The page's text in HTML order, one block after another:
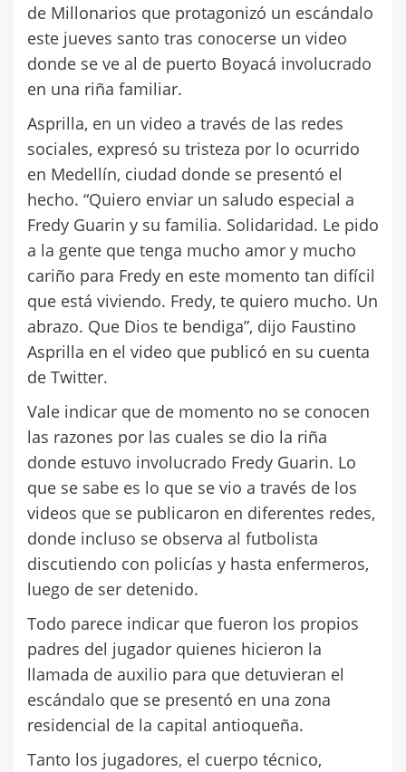
de Millonarios que protagonizó un escándalo
este jueves santo tras conocerse un video
donde se ve al de puerto Boyacá involucrado
en una riña familiar.
Asprilla, en un video a través de las redes
sociales, expresó su tristeza por lo ocurrido
en Medellín, ciudad donde se presentó el
hecho. “Quiero enviar un saludo especial a
Fredy Guarin y su familia. Solidaridad. Le pido
a la gente que tenga mucho amor y mucho
cariño para Fredy en este momento tan difícil
que está viviendo. Fredy, te quiero mucho. Un
abrazo. Que Dios te bendiga”, dijo Faustino
Asprilla en el video que publicó en su cuenta
de Twitter.
Vale indicar que de momento no se conocen
las razones por las cuales se dio la riña
donde estuvo involucrado Fredy Guarin. Lo
que se sabe es lo que se vio a través de los
videos que se publicaron en diferentes redes,
donde incluso se observa al futbolista
discutiendo con policías y hasta enfermeros,
luego de ser detenido.
Todo parece indicar que fueron los propios
padres del jugador quienes hicieron la
llamada de auxilio para que detuvieran el
escándalo que se presentó en una zona
residencial de la capital antioqueña.
Tanto los jugadores, el cuerpo técnico,